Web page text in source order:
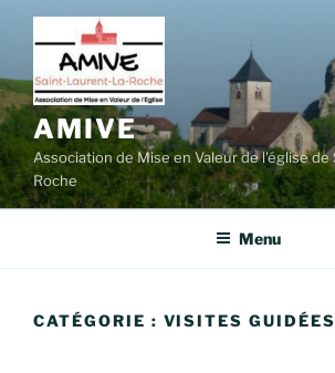
Aller
contenu
principal
AMIVE
Association de Mise en Valeur de l'église
Roche
Menu
CATÉGORIE : VISITES GUIDÉES